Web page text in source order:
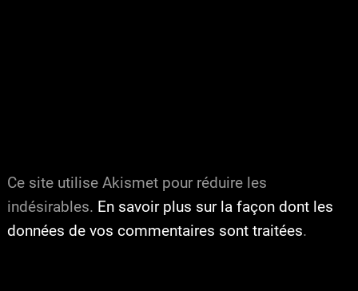
Ce site utilise Akismet pour réduire les
indésirables. En savoir plus sur la façon dont les
données de vos commentaires sont traitées.